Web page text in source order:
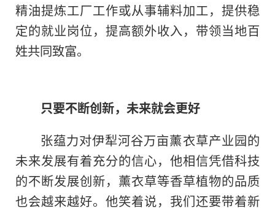
精油提炼工厂工作或从事辅料加工，提供稳
定的就业岗位，提高额外收入，带领当地百
姓共同致富。
只要不断创新，未来就会更好
张蕴力对伊犁河谷万亩薰衣草产业园的
未来发展有着充分的信心，他相信凭借科技
的不断发展创新，薰衣草等香草植物的品质
也会越来越好。他笑着说，我们还要带着新